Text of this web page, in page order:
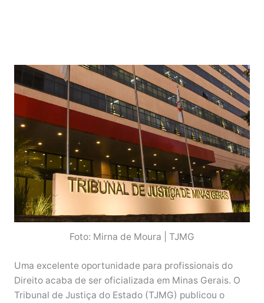
Foto: Mirna de Moura | TJMG
Uma excelente oportunidade para profissionais do
Direito acaba de ser oficializada em Minas Gerais. O
Tribunal de Justiça do Estado (TJMG) publicou o